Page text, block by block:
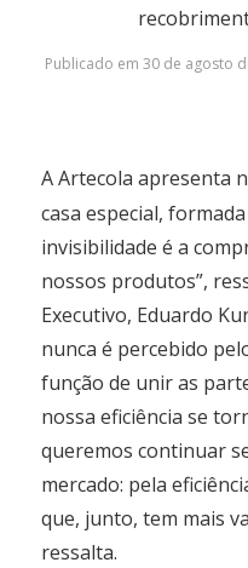
Publicado em 30 de agosto
A Artecola apresenta
casa especial,
invisibilidade é a
nossos produtos”,
Executivo, Eduardo
nunca é percebido
função de unir as
nossa eficiência se
queremos continuar
mercado: pela
que, junto, tem mais
ressalta.